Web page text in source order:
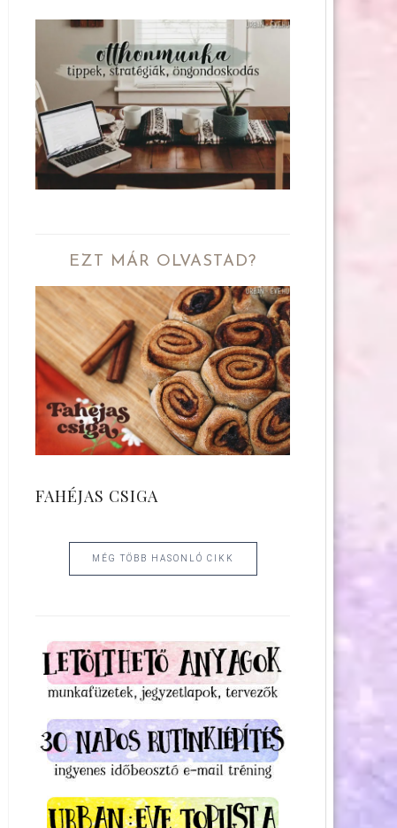
EZT MÁR OLVASTAD?
FAHÉJAS CSIGA
MÉG TÖBB HASONLÓ CIKK